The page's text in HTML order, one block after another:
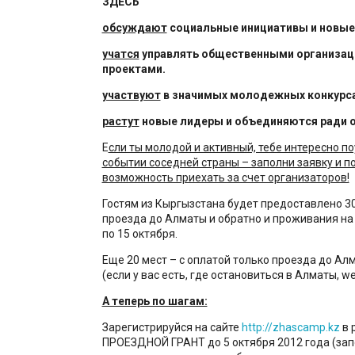
обсуждаютсоциальные инициативы и
учатся управлять общественными
проектами.
участвуютв значимых молодежных
растутновые лидеры и объединяются ради
Если ты молодой и активный, тебе интересно
событии соседней страны – заполни заявку и
возможность приехать за счет организаторов!
Гостям из Кыргызстана будет предоставлено
проезда до Алматы и обратно и проживания на
по 15 октября.
Еще 20 мест – с оплатой только проезда до
(если у вас есть, где остановиться в Алматы,
А теперь по шагам:
Зарегистрируйся на сайте http://zhascamp.kz в
ПРОЕЗДНОЙ ГРАНТ до 5 октября 2012 года